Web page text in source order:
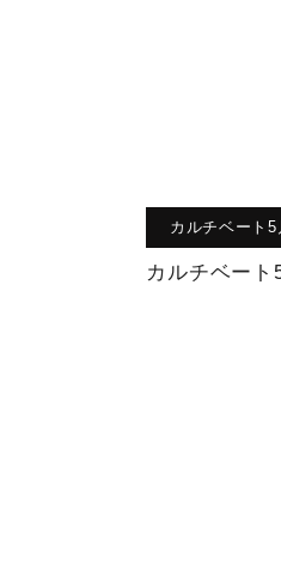
カルチベート5
カルチベート